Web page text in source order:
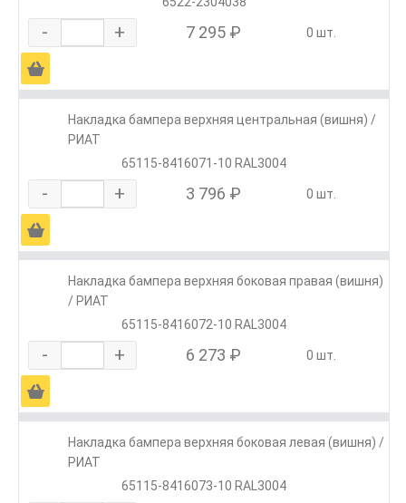
- + 7 295 ₽ 0 шт.
Ä
Накладка бампера верхняя центральная (вишня) /
РИАТ
65115-8416071-10 RAL3004
- + 3 796 ₽ 0 шт.
Ä
Накладка бампера верхняя боковая правая (вишня)
/ РИАТ
65115-8416072-10 RAL3004
- + 6 273 ₽ 0 шт.
Ä
Накладка бампера верхняя боковая левая (вишня) /
РИАТ
65115-8416073-10 RAL3004